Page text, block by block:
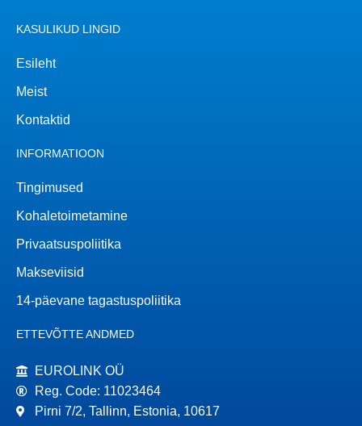
KASULIKUD LINGID
Esileht
Meist
Kontaktid
INFORMATIOON
Tingimused
Kohaletoimetamine
Privaatsuspoliitika
Makseviisid
14-päevane tagastuspoliitika
ETTEVÕTTE ANDMED
EUROLINK OÜ
Reg. Code: 11023464
Pirni 7/2, Tallinn, Estonia, 10617